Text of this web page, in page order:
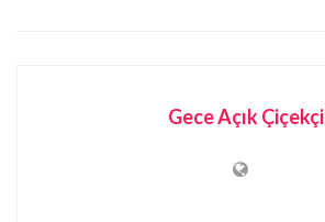
Gece Açık Çiçekçi